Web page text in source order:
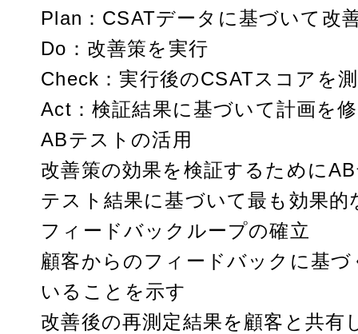
Plan：CSATデータに基づいて改
Do：改善策を実行
Check：実行後のCSATスコアを
Act：検証結果に基づいて計画を
ABテストの活用
改善策の効果を検証するために
テスト結果に基づいて最も効果的
フィードバックループの確立
顧客からのフィードバックに基
いることを示す
改善後の再測定結果を顧客と共有